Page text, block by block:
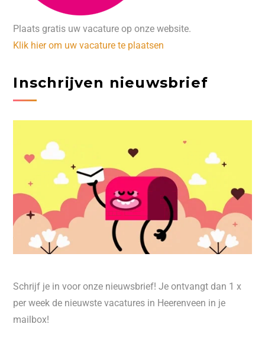
Plaats gratis uw vacature op onze website.
Klik hier om uw vacature te plaatsen
Inschrijven nieuwsbrief
Schrijf je in voor onze nieuwsbrief! Je ontvangt dan 1 x
per week de nieuwste vacatures in Heerenveen in je
mailbox!